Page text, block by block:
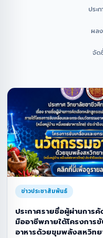
ประ
ผล
จัด
ข่าวประชาสัมพันธ์
ประกาศรายชื่อผู้ผ่านการ
มืออาชีพภายใต้โครงการ
อาหารด้วยขุมพลังสหวิทย